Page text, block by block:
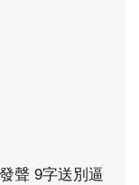
聲 9字送別逼